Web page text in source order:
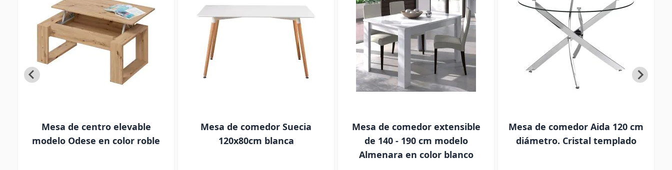
Mesa de centro elevable
modelo Odese en color roble
Mesa de comedor Suecia
120x80cm blanca
Mesa de comedor extensible
de 140 - 190 cm modelo
Almenara en color blanco
Mesa de comedor Aida 120 cm
diámetro. Cristal templado